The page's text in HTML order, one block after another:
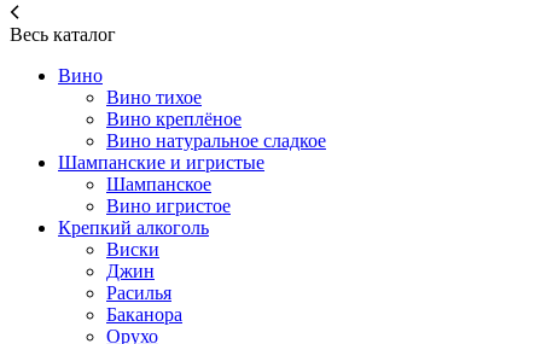
Весь каталог
Вино
Вино тихое
Вино креплёное
Вино натуральное сладкое
Шампанские и игристые
Шампанское
Вино игристое
Крепкий алкоголь
Виски
Джин
Расилья
Баканора
Орухо